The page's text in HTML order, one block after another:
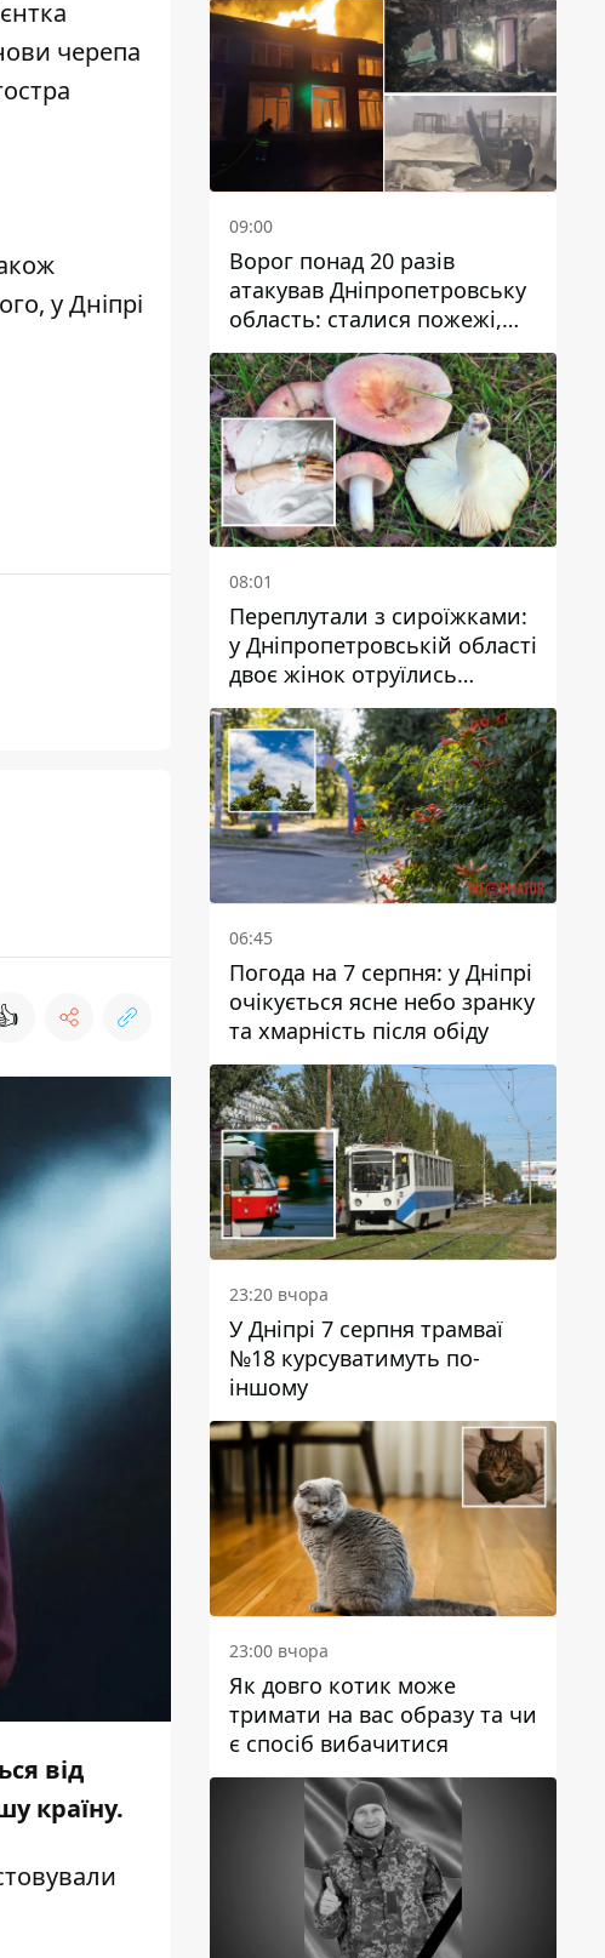
черепа
у Дніпрі
від
країну.
09:00
Ворог понад 20 разів
атакував Дніпропетровську
область: сталися пожежі,
постраждали будинки,
інфраструктура та авто
08:01
Переплутали з сироїжками:
у Дніпропетровській області
двоє жінок отруїлись
грибами
06:45
Погода на 7 серпня: у Дніпрі
очікується ясне небо зранку
та хмарність після обіду
23:20 вчора
У Дніпрі 7 серпня трамваї
№18 курсуватимуть по-
іншому
23:00 вчора
Як довго котик може
тримати на вас образу та чи
є спосіб вибачитися